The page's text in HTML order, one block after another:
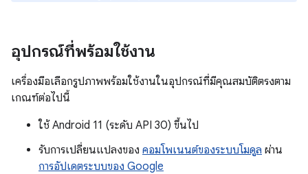
อุปกรณ์ที่พร้อมใช้งาน
เครื่องมือเลือกรูปภาพพร้อมใช้งานในอุปกรณ์ที่มีคุณสมบัติตรงตาม
เกณฑ์ต่อไปนี้
ใช้ Android 11 (ระดับ API 30) ขึ้นไป
รับการเปลี่ยนแปลงของ คอมโพเนนต์ของระบบโมดูล ผ่าน
การอัปเดตระบบของ Google